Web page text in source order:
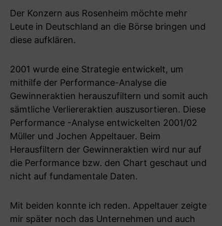
Der Konzern aus Rosenheim möchte mehr
Leute in Deutschland an die Börse bringen und
diese aufklären.
2001 wurde eine Strategie entwickelt, um
mithilfe der Performance-Analyse die
Gewinneraktien herauszufiltern und somit auch
sämtliche Verliereraktien auszusortieren. Diese
Performance -Analyse entwickelten 2001/02
Müller und Jochen Appeltauer. Beim
Herausfiltern der Gewinneraktien wird nur auf
die Performance bzw. den Chart geschaut und
nicht auf fundamentale Daten.
Mit beiden konnte ich reden. Appeltauer zeigte
mir später noch das Unternehmen und auch